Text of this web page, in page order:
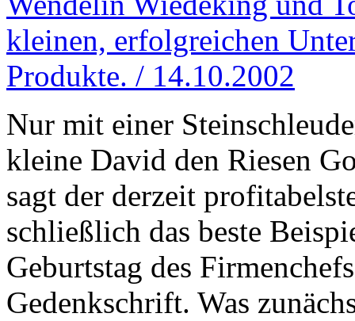
kleinen, erfolgreichen
Produkte. / 14.10.2002
Nur mit einer
kleine David den Riesen
sagt der derzeit
schließlich das beste
Geburtstag des
Gedenkschrift. Was